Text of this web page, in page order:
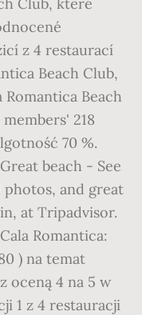
z 4 restaurací
Beach Club,
Beach
218
70 %.
beach - See
photos, and great
at Tripadvisor.
Romantica:
) na temat
oceną 4 na 5 w
1 z 4 restauracji